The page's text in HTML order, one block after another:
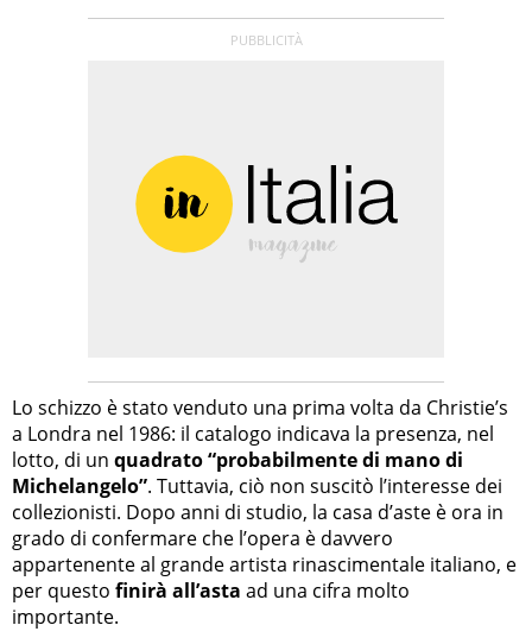
Lo schizzo è stato venduto una prima volta da Christie’s
a Londra nel 1986: il catalogo indicava la presenza, nel
lotto, di un quadrato “probabilmente di mano di
Michelangelo”. Tuttavia, ciò non suscitò l’interesse dei
collezionisti. Dopo anni di studio, la casa d’aste è ora in
grado di confermare che l’opera è davvero
appartenente al grande artista rinascimentale italiano, e
per questo finirà all’asta ad una cifra molto
importante.